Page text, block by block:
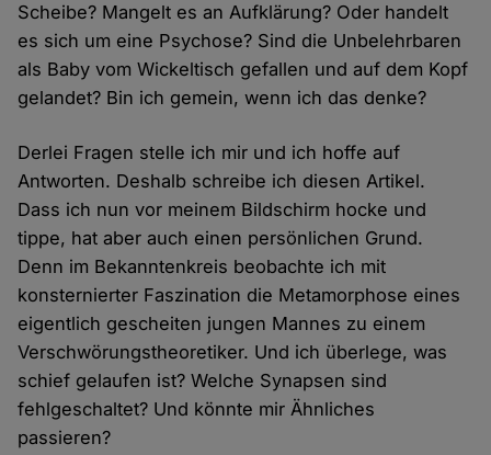
Scheibe? Mangelt es an Aufklärung? Oder handelt
es sich um eine Psychose? Sind die Unbelehrbaren
als Baby vom Wickeltisch gefallen und auf dem Kopf
gelandet? Bin ich gemein, wenn ich das denke?
Derlei Fragen stelle ich mir und ich hoffe auf
Antworten. Deshalb schreibe ich diesen Artikel.
Dass ich nun vor meinem Bildschirm hocke und
tippe, hat aber auch einen persönlichen Grund.
Denn im Bekanntenkreis beobachte ich mit
konsternierter Faszination die Metamorphose eines
eigentlich gescheiten jungen Mannes zu einem
Verschwörungstheoretiker. Und ich überlege, was
schief gelaufen ist? Welche Synapsen sind
fehlgeschaltet? Und könnte mir Ähnliches
passieren?